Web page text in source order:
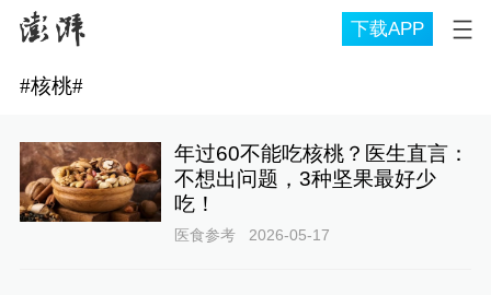
下载APP
#核桃#
年过60不能吃核桃？医生直言：
不想出问题，3种坚果最好少
吃！
医食参考 2026-05-17